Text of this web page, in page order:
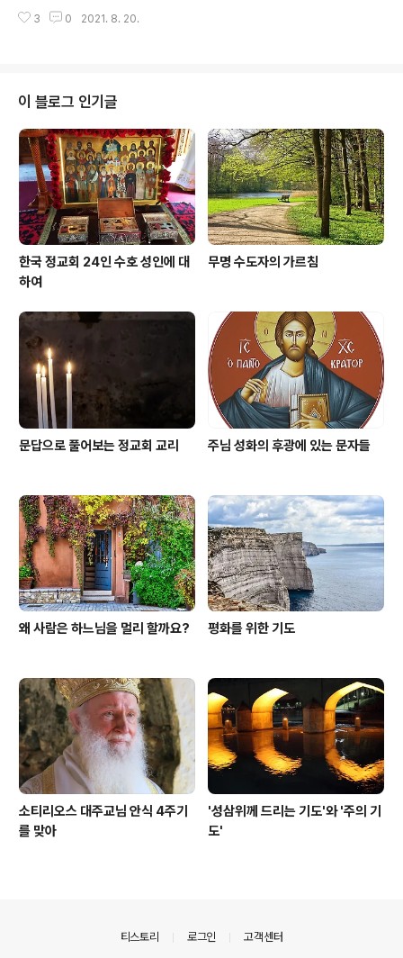
오? 그런데 어쩌자고 그런 생각을 품었소? 당신은 사람을
부모에게서 태어난 사람으로서 교회와 대적시키기 위하여
스도를 반대하는 자이기 때문이다. 다른 말로 하면 그는 그
리스도의 외적인 형태를 갖추고 많은 사람을 현혹하는 자
이다. 외적으로는 선한 양같이 보이나 마음은 야수와 같은
자이다. 사도 요한은 요한 묵시록 13,11에서 그와 같은 자
를 이렇게 표현한다. "또 다른 짐승 하나가 땅에서 올라오
는 것을 나는 보았습니다. 그..
3 0 2021. 8. 20.
이 블로그 인기글
한국 정교회 24인 수호 성인에 대
하여
무명 수도자의 가르침
문답으로 풀어보는 정교회 교리 주님 성화의 후광에 있는 문자들
왜 사람은 하느님을 멀리 할까요? 평화를 위한 기도
소티리오스 대주교님 안식 4주기
를 맞아
'성삼위께 드리는 기도'와 '주의 기
도'
티스토리 로그인 고객센터